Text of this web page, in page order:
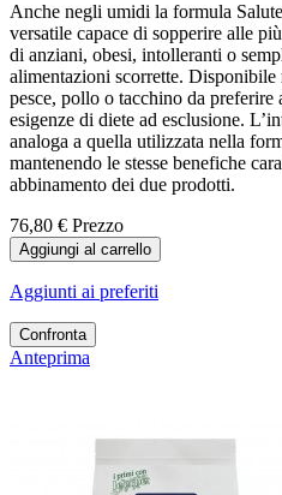
Anche negli umidi la formula
versatile capace di sopperire alle
di anziani, obesi, intolleranti o
alimentazioni scorrette.
pesce, pollo o tacchino da preferire
esigenze di diete ad esclusione.
analoga a quella utilizzata nella
mantenendo le stesse benefiche
abbinamento dei due prodotti.
76,80 € Prezzo
Aggiungi al carrello
Aggiunti ai preferiti
Confronta
Anteprima